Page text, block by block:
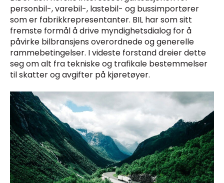
personbil-, varebil-, lastebil- og bussimportører
som er fabrikkrepresentanter. BIL har som sitt
fremste formål å drive myndighetsdialog for å
påvirke bilbransjens overordnede og generelle
rammebetingelser. I videste forstand dreier dette
seg om alt fra tekniske og trafikale bestemmelser
til skatter og avgifter på kjøretøyer.